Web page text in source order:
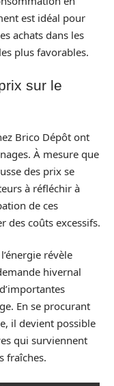
est idéal pour
achats dans les
plus favorables.
sur le
Brico Dépôt ont
À mesure que
des prix se
à réfléchir à
de ces
des coûts excessifs.
révèle
hivernal
En se procurant
il devient possible
qui surviennent
fraîches.